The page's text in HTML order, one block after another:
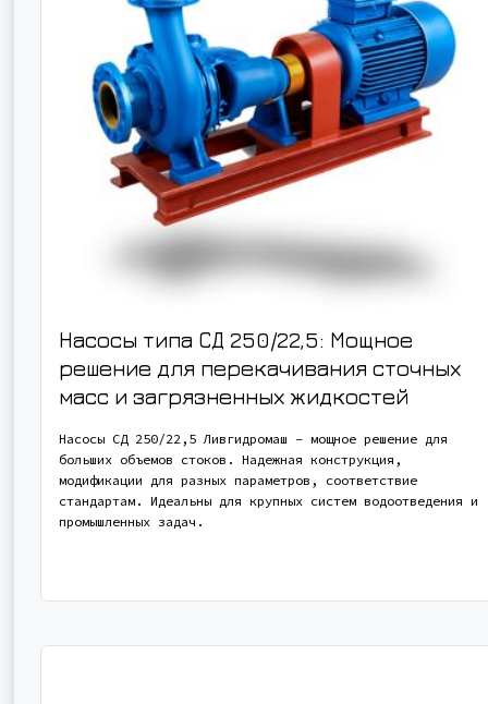
Насосы типа СД 250/22,5: Мощное
решение для перекачивания сточных
масс и загрязненных жидкостей
Насосы СД 250/22,5 Ливгидромаш – мощное решение для
больших объемов стоков. Надежная конструкция,
модификации для разных параметров, соответствие
стандартам. Идеальны для крупных систем водоотведения и
промышленных задач.